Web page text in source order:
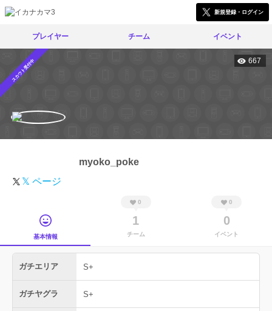
新規登録・ログイン
プレイヤー チーム イベント
スカウト受付中 667
myoko_poke
𝕏 ページ
基本情報
0
1
チーム
0
0
イベント
ガチエリア S+
ガチヤグラ S+